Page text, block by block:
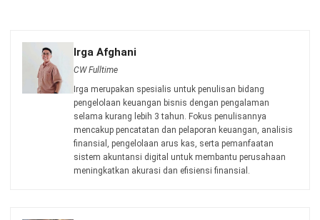
HashMicro berpegang pada standar editorial yang ketat
dan menggunakan sumber utama seperti regulasi
pemerintah, pedoman industri, serta publikasi terpercaya
untuk memastikan konten yang akurat dan relevan.
Pelajari lebih lanjut tentang cara kami menjaga
ketepatan, kelengkapan, dan objektivitas konten dengan
membacaPanduan Editorial kami.